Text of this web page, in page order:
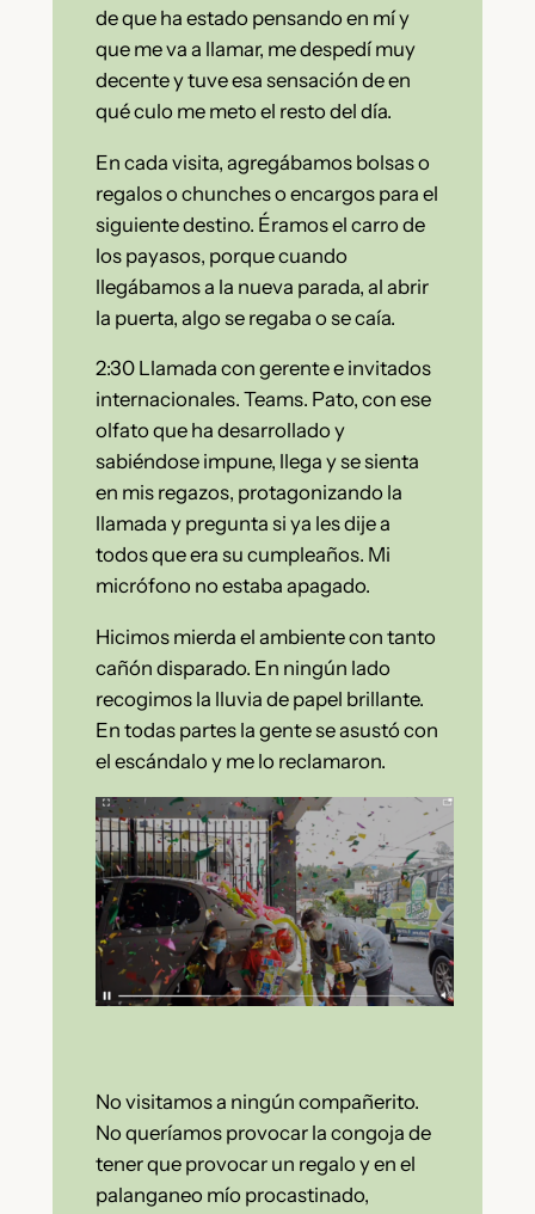
de que ha estado pensando en mí y
que me va a llamar, me despedí muy
decente y tuve esa sensación de en
qué culo me meto el resto del día.
En cada visita, agregábamos bolsas o
regalos o chunches o encargos para el
siguiente destino. Éramos el carro de
los payasos, porque cuando
llegábamos a la nueva parada, al abrir
la puerta, algo se regaba o se caía.
2:30 Llamada con gerente e invitados
internacionales. Teams. Pato, con ese
olfato que ha desarrollado y
sabiéndose impune, llega y se sienta
en mis regazos, protagonizando la
llamada y pregunta si ya les dije a
todos que era su cumpleaños. Mi
micrófono no estaba apagado.
Hicimos mierda el ambiente con tanto
cañón disparado. En ningún lado
recogimos la lluvia de papel brillante.
En todas partes la gente se asustó con
el escándalo y me lo reclamaron.
No visitamos a ningún compañerito.
No queríamos provocar la congoja de
tener que provocar un regalo y en el
palanganeo mío procastinado,